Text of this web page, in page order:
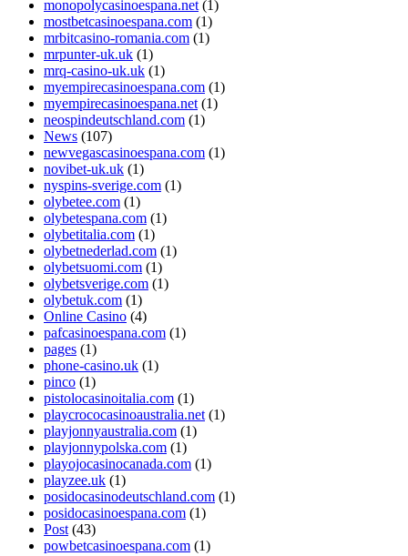
monopolycasinoespana.net (1)
mostbetcasinoespana.com (1)
mrbitcasino-romania.com (1)
mrpunter-uk.uk (1)
mrq-casino-uk.uk (1)
myempirecasinoespana.com (1)
myempirecasinoespana.net (1)
neospindeutschland.com (1)
News (107)
newvegascasinoespana.com (1)
novibet-uk.uk (1)
nyspins-sverige.com (1)
olybetee.com (1)
olybetespana.com (1)
olybetitalia.com (1)
olybetnederlad.com (1)
olybetsuomi.com (1)
olybetsverige.com (1)
olybetuk.com (1)
Online Casino (4)
pafcasinoespana.com (1)
pages (1)
phone-casino.uk (1)
pinco (1)
pistolocasinoitalia.com (1)
playcrococasinoaustralia.net (1)
playjonnyaustralia.com (1)
playjonnypolska.com (1)
playojocasinocanada.com (1)
playzee.uk (1)
posidocasinodeutschland.com (1)
posidocasinoespana.com (1)
Post (43)
powbetcasinoespana.com (1)